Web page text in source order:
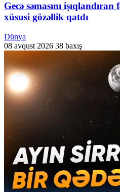
Gecə səmasını işıqlandıran
xüsusi gözəllik qatdı
Dünya
08 avqust 2026 38 baxış